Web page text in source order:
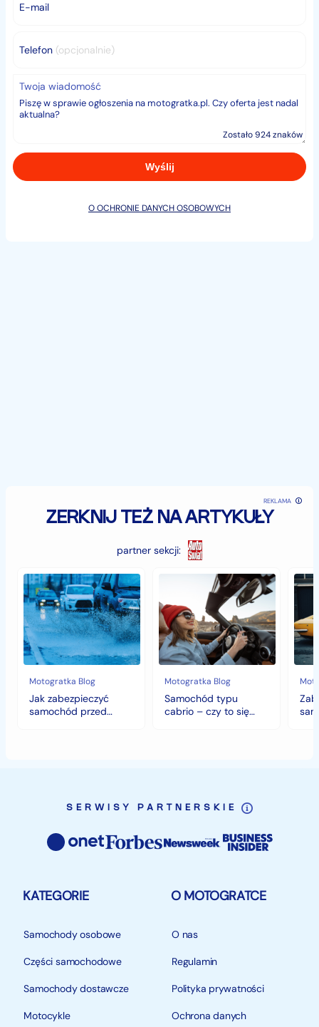
E-mail
Telefon (opcjonalnie)
Twoja wiadomość
Zostało 924 znaków
O OCHRONIE DANYCH OSOBOWYCH
ZERKNIJ TEŻ NA ARTYKUŁY
REKLAMA
partner sekcji:
Jak
zabezpieczyć
samochód
przed
jesiennymi
chłodami
i
deszczem?
Motogratka Blog
Jak zabezpieczyć
samochód przed
Samochód
cabrio
–
czy
to
się
opłaca
w
polskim
klimacie?
Motogratka Blog
Samochód typu
cabrio – czy to się
czyli
SERWISY PARTNERSKIE
KATEGORIE
Samochody osobowe
Części samochodowe
Samochody dostawcze
Motocykle
O MOTOGRATCE
O nas
Regulamin
Polityka prywatności
Ochrona danych